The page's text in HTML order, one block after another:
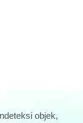
objek,